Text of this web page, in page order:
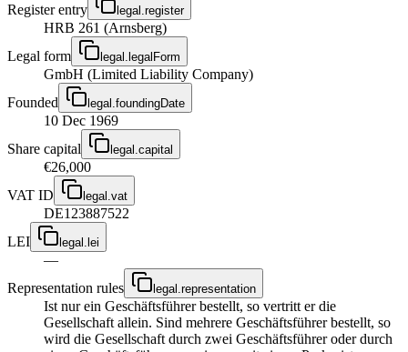
Register entry legal.register
HRB 261 (Arnsberg)
Legal form
legal.legalForm
GmbH (Limited Liability Company)
Founded
legal.foundingDate
10 Dec 1969
Share capital
legal.capital
€26,000
VAT ID
legal.vat
DE123887522
LEI
legal.lei
—
Representation rules
legal.representation
Ist nur ein Geschäftsführer bestellt, so vertritt er die
Gesellschaft allein. Sind mehrere Geschäftsführer bestellt, so
wird die Gesellschaft durch zwei Geschäftsführer oder durch